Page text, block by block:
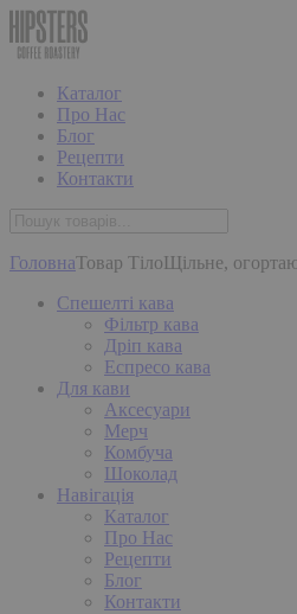
Каталог
Про Нас
Блог
Рецепти
Контакти
ГоловнаТовар ТілоЩільне,
Спешелті кава
Фільтр кава
Дріп кава
Еспресо кава
Для кави
Аксесуари
Мерч
Комбуча
Шоколад
Навігація
Каталог
Про Нас
Рецепти
Блог
Контакти